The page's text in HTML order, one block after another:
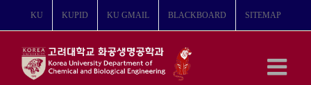
KU KUPID KU GMAIL BLACKBOARD SITEMAP